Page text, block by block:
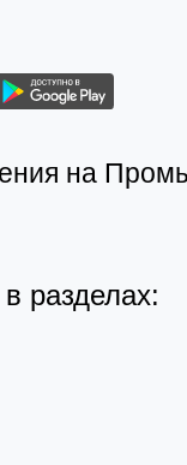
на
разделах: